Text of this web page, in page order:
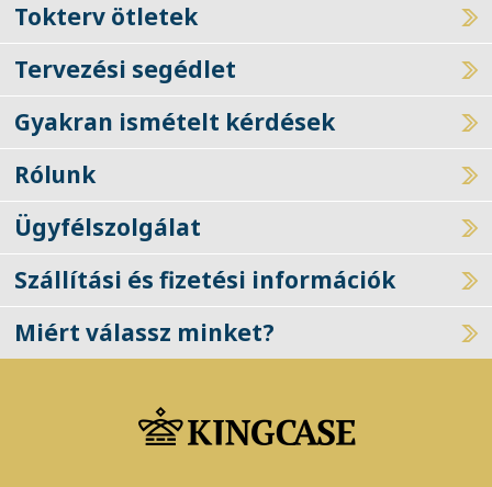
Tokterv ötletek
Tervezési segédlet
Gyakran ismételt kérdések
Rólunk
Ügyfélszolgálat
Szállítási és fizetési információk
Miért válassz minket?